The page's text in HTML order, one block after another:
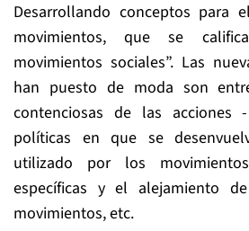
Desarrollando conceptos para
movimientos, que se
movimientos sociales”. Las
han puesto de moda son
contenciosas de las acciones
políticas en que se
utilizado por los
específicas y el alejamiento
movimientos, etc.